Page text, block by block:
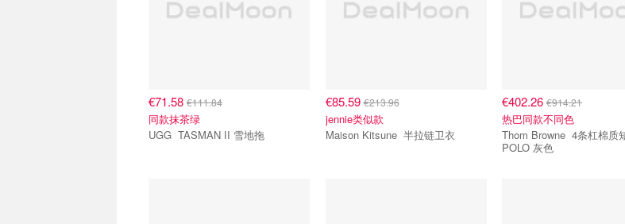
€71.58 €111.84
同款抹茶绿
UGG TASMAN II 雪地拖
€85.59€213.96
jennie类似款
Maison Kitsune 半拉链卫衣
€402.26 €914.21
热巴同款不同色
Thom Browne 4条杠棉质短袖
POLO 灰色